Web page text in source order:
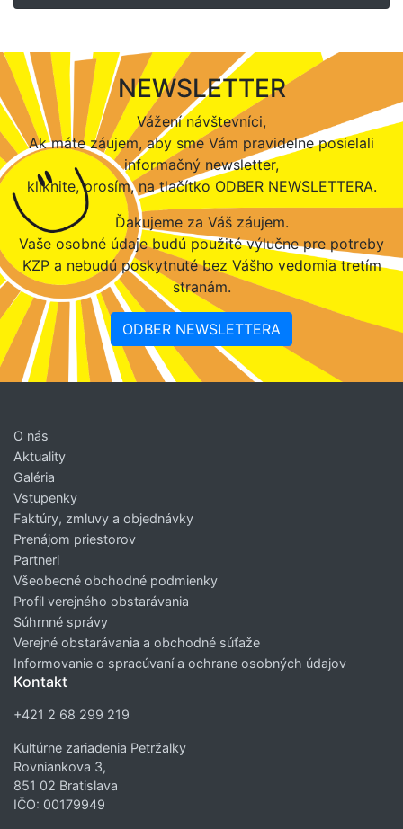
NEWSLETTER
Vážení návštevníci,
Ak máte záujem, aby sme Vám pravidelne posielali
informačný newsletter,
kliknite, prosím, na tlačítko ODBER NEWSLETTERA.
Ďakujeme za Váš záujem.
Vaše osobné údaje budú použité výlučne pre potreby
KZP a nebudú poskytnuté bez Vášho vedomia tretím
stranám.
ODBER NEWSLETTERA
O nás
Aktuality
Galéria
Vstupenky
Faktúry, zmluvy a objednávky
Prenájom priestorov
Partneri
Všeobecné obchodné podmienky
Profil verejného obstarávania
Súhrnné správy
Verejné obstarávania a obchodné súťaže
Informovanie o spracúvaní a ochrane osobných údajov
Kontakt
+421 2 68 299 219
Kultúrne zariadenia Petržalky
Rovniankova 3,
851 02 Bratislava
IČO: 00179949